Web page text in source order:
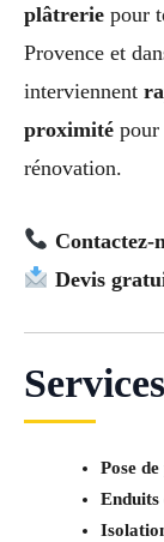
plâtrerie pour
Provence et
interviennent
proximité pour
rénovation.
Contactez-
Devis
Pose
Enduits